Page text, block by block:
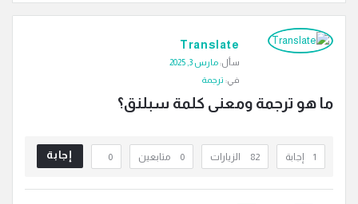
دليل
الترجمة
أسئلة
Translate
سأل:مارس 3, 2025
في: ترجمة
ما هو ترجمة ومعنى كلمة سبلنق؟
‫1 إجابة 82 الزيارات 0 متابعين 0 إجابة